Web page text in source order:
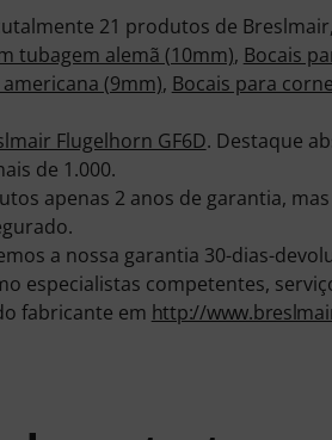
21 produtos de
tubagem alemã (10mm), Bocais
(9mm), Bocais para
Flugelhorn GF6D. Destaque
de 1.000.
apenas 2 anos de garantia,
a nossa garantia 30-dias-
especialistas competentes,
fabricante em http://